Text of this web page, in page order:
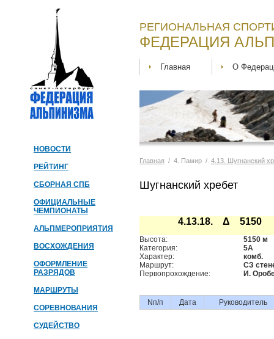
НОВОСТИ
РЕЙТИНГ
СБОРНАЯ СПБ
ОФИЦИАЛЬНЫЕ
ЧЕМПИОНАТЫ
АЛЬПМЕРОПРИЯТИЯ
ВОСХОЖДЕНИЯ
ОФОРМЛЕНИЕ
РАЗРЯДОВ
МАРШРУТЫ
СОРЕВНОВАНИЯ
СУДЕЙСТВО
РЕГИОНАЛЬНАЯ
ФЕДЕРАЦИЯ
Главная О
Главная / 4. Памир / 4.13. Шугнанский
Шугнанский хребет
4.13.18. Δ 5150
Высота:
5150 м
Категория:
5А
Характер:
комб.
Маршрут:
СЗ
Первопрохождение:
И.
Nп/п Дата Руководитель